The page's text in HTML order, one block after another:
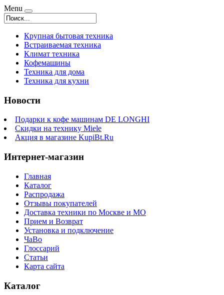
Menu
Крупная бытовая техника
Встраиваемая техника
Климат техника
Кофемашины
Техника для дома
Техника для кухни
Новости
Подарки к кофе машинам DE LONGHI
Скидки на технику Miele
Акция в магазине KupiBt.Ru
Интернет-магазин
Главная
Каталог
Распродажа
Отзывы покупателей
Доставка техники по Москве и МО
Прием и Возврат
Установка и подключение
ЧаВо
Глоссарий
Статьи
Карта сайта
Каталог